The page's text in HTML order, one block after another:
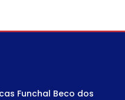
Funchal Beco dos